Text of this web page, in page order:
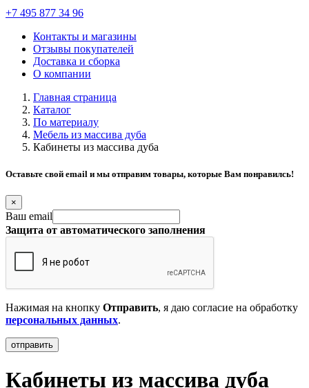
+7 495 877 34 96
Контакты и магазины
Отзывы покупателей
Доставка и сборка
О компании
Главная страница
Каталог
По материалу
Мебель из массива дуба
Кабинеты из массива дуба
Оставьте свой email и мы отправим товары, которые Вам понравилсь!
×
Ваш email
Защита от автоматического заполнения
Нажимая на кнопку Отправить, я даю согласие на обработку
персональных данных.
Кабинеты из массива дуба